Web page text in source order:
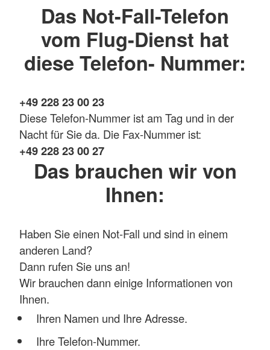
Das Not-Fall-Telefon
vom Flug-Dienst hat
diese Telefon- Nummer:
+49 228 23 00 23
Diese Telefon-Nummer ist am Tag und in der
Nacht für Sie da. Die Fax-Nummer ist:
+49 228 23 00 27
Das brauchen wir von
Ihnen:
Haben Sie einen Not-Fall und sind in einem
anderen Land?
Dann rufen Sie uns an!
Wir brauchen dann einige Informationen von
Ihnen.
Ihren Namen und Ihre Adresse.
Ihre Telefon-Nummer.